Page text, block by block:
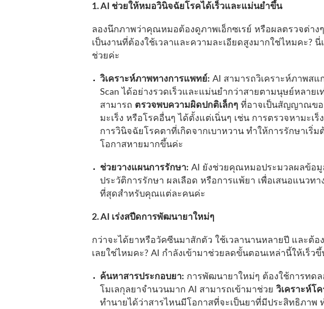
1. AI ช่วยให้หมอวินิจฉัยโรคได้เร็วและแม่นยำขึ้น
ลองนึกภาพว่าคุณหมอต้องดูภาพเอ็กซเรย์ หรือผลตรวจต่าง
เป็นงานที่ต้องใช้เวลาและความละเอียดสูงมากใช่ไหมคะ?
ช่วยค่ะ
วิเคราะห์ภาพทางการแพทย์: AI สามารถวิเคราะห์ภาพสแ
Scan ได้อย่างรวดเร็วและแม่นยำกว่าสายตามนุษย์หลาย
สามารถ ตรวจพบความผิดปกติเล็กๆ ที่อาจเป็นสัญญาณขอ
มะเร็ง หรือโรคอื่นๆ ได้ตั้งแต่เนิ่นๆ เช่น การตรวจหามะเ
การวินิจฉัยโรคตาที่เกิดจากเบาหวาน ทำให้การรักษาเริ่ม
โอกาสหายมากขึ้นค่ะ
ช่วยวางแผนการรักษา: AI ยังช่วยคุณหมอประมวลผลข้อ
ประวัติการรักษา ผลเลือด หรือการแพ้ยา เพื่อเสนอแนวทา
ที่สุดสำหรับคุณแต่ละคนค่ะ
2. AI เร่งสปีดการพัฒนายาใหม่ๆ
กว่าจะได้ยาหรือวัคซีนมาสักตัว ใช้เวลานานหลายปี และต้
เลยใช่ไหมคะ? AI กำลังเข้ามาช่วยลดขั้นตอนเหล่านี้ให้เร็วขึ้
ค้นหาสารประกอบยา: การพัฒนายาใหม่ๆ ต้องใช้การทดล
โมเลกุลยาจำนวนมาก AI สามารถเข้ามาช่วย วิเคราะห์โ
ทำนายได้ว่าสารไหนมีโอกาสที่จะเป็นยาที่มีประสิทธิภาพ